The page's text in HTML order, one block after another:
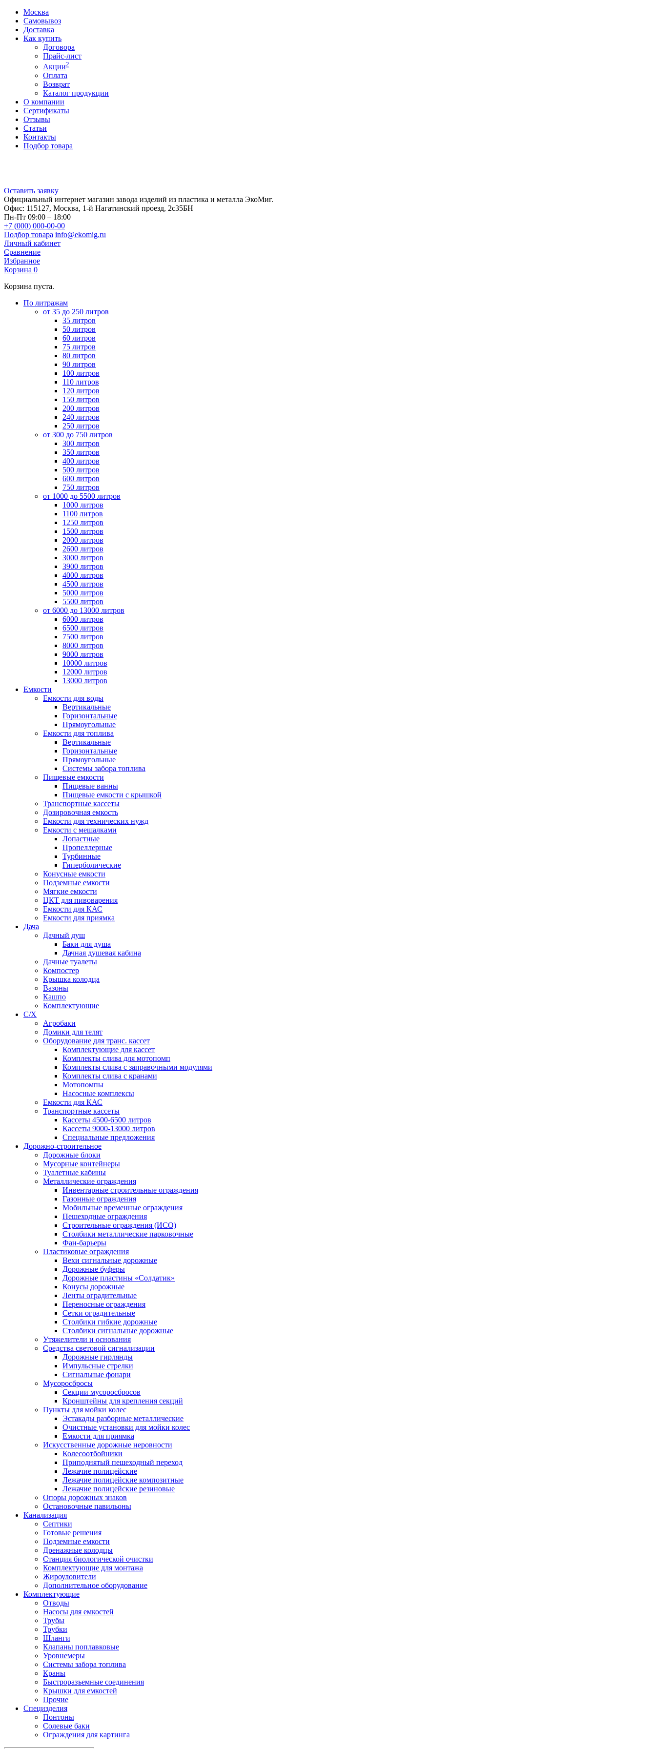
Москва
Самовывоз
Доставка
Как купить
Договора
Прайс-лист
Акции2
Оплата
Возврат
Каталог продукции
О компании
Сертификаты
Отзывы
Статьи
Контакты
Подбор товара
Оставить заявку
Официальный интернет магазин завода изделий из пластика и металла ЭкоМиг.
Офис: 115127, Москва, 1-й Нагатинский проезд, 2с35БН
Пн-Пт 09:00 – 18:00
+7 (000) 000-00-00
Подбор товара info@ekomig.ru
Личный кабинет
Сравнение
Избранное
Корзина 0
Корзина пуста.
По литражам
от 35 до 250 литров
35 литров
50 литров
60 литров
75 литров
80 литров
90 литров
100 литров
110 литров
120 литров
150 литров
200 литров
240 литров
250 литров
от 300 до 750 литров
300 литров
350 литров
400 литров
500 литров
600 литров
750 литров
от 1000 до 5500 литров
1000 литров
1100 литров
1250 литров
1500 литров
2000 литров
2600 литров
3000 литров
3900 литров
4000 литров
4500 литров
5000 литров
5500 литров
от 6000 до 13000 литров
6000 литров
6500 литров
7500 литров
8000 литров
9000 литров
10000 литров
12000 литров
13000 литров
Емкости
Емкости для воды
Вертикальные
Горизонтальные
Прямоугольные
Емкости для топлива
Вертикальные
Горизонтальные
Прямоугольные
Системы забора топлива
Пищевые емкости
Пищевые ванны
Пищевые емкости с крышкой
Транспортные кассеты
Дозировочная емкость
Емкости для технических нужд
Емкости с мешалками
Лопастные
Пропеллерные
Турбинные
Гиперболические
Конусные емкости
Подземные емкости
Мягкие емкости
ЦКТ для пивоварения
Емкости для КАС
Емкости для приямка
Дача
Дачный душ
Баки для душа
Дачная душевая кабина
Дачные туалеты
Компостер
Крышка колодца
Вазоны
Кашпо
Комплектующие
С/Х
Агробаки
Домики для телят
Оборудование для транс. кассет
Комплектующие для кассет
Комплекты слива для мотопомп
Комплекты слива с заправочными модулями
Комплекты слива с кранами
Мотопомпы
Насосные комплексы
Емкости для КАС
Транспортные кассеты
Кассеты 4500-6500 литров
Кассеты 9000-13000 литров
Специальные предложения
Дорожно-строительное
Дорожные блоки
Мусорные контейнеры
Туалетные кабины
Металлические ограждения
Инвентарные строительные ограждения
Газонные ограждения
Мобильные временные ограждения
Пешеходные ограждения
Строительные ограждения (ИСО)
Столбики металлические парковочные
Фан-барьеры
Пластиковые ограждения
Вехи сигнальные дорожные
Дорожные буферы
Дорожные пластины «Солдатик»
Конусы дорожные
Ленты оградительные
Переносные ограждения
Сетки оградительные
Столбики гибкие дорожные
Столбики сигнальные дорожные
Утяжелители и основания
Средства световой сигнализации
Дорожные гирлянды
Импульсные стрелки
Сигнальные фонари
Мусоросбросы
Секции мусоросбросов
Кронштейны для крепления секций
Пункты для мойки колес
Эстакады разборные металлические
Очистные установки для мойки колес
Емкости для приямка
Искусственные дорожные неровности
Колесоотбойники
Приподнятый пешеходный переход
Лежачие полицейские
Лежачие полицейские композитные
Лежачие полицейские резиновые
Опоры дорожных знаков
Остановочные павильоны
Канализация
Септики
Готовые решения
Подземные емкости
Дренажные колодцы
Станция биологической очистки
Комплектующие для монтажа
Жироуловители
Дополнительное оборудование
Комплектующие
Отводы
Насосы для емкостей
Трубы
Трубки
Шланги
Клапаны поплавковые
Уровнемеры
Системы забора топлива
Краны
Быстроразъемные соединения
Крышки для емкостей
Прочие
Специзделия
Понтоны
Солевые баки
Ограждения для картинга